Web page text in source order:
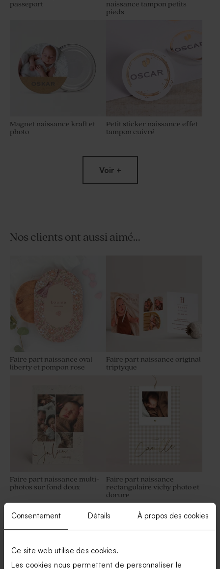
Consentement Détails À propos des cookies
Ce site web utilise des cookies.
Les cookies nous permettent de personnaliser le
passeport
naissance tampon petits
pieds
Magnet naissance kraft et
photo
Petit sticker naissance effet
tampon cuivré
Pochon tissu baptême 100%
coton - beige
Présentoir dragées baptême
en bois - arc-en-ciel
Petit sticker naissance
tampon petits pieds
Voir +
Nos clients ont aussi aimé...
Faire part naissance oval
liberty et pompon rose
Faire part naissance original
triptyque
Faire part naissance multi-
photos sur fond doux
Faire part naissance
rectangulaire vichy photo et
dorure